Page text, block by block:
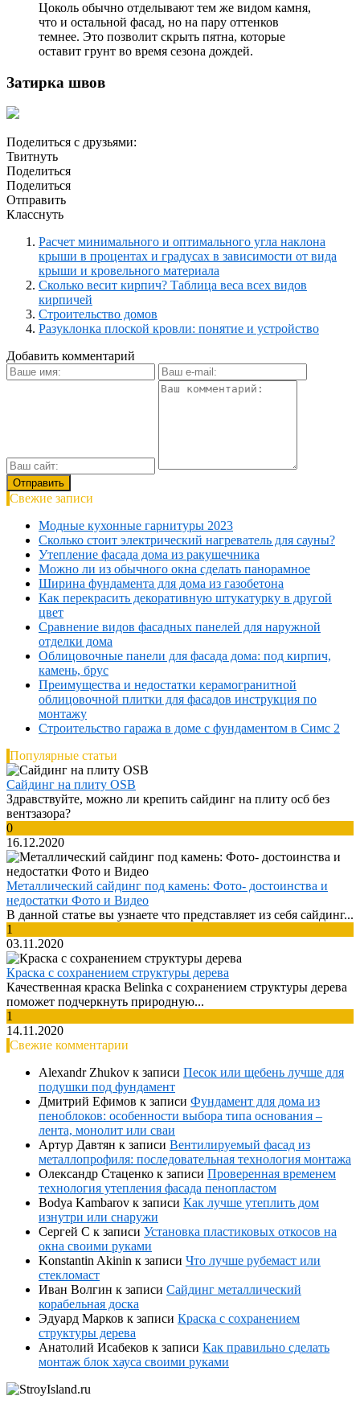
Цоколь обычно отделывают тем же видом камня,
что и остальной фасад, но на пару оттенков
темнее. Это позволит скрыть пятна, которые
оставит грунт во время сезона дождей.
Затирка швов
Поделиться с друзьями:
Твитнуть
Поделиться
Поделиться
Отправить
Класснуть
Расчет минимального и оптимального угла наклона
крыши в процентах и градусах в зависимости от вида
крыши и кровельного материала
Сколько весит кирпич? Таблица веса всех видов
кирпичей
Строительство домов
Разуклонка плоской кровли: понятие и устройство
Добавить комментарий
Свежие записи
Модные кухонные гарнитуры 2023
Сколько стоит электрический нагреватель для сауны?
Утепление фасада дома из ракушечника
Можно ли из обычного окна сделать панорамное
Ширина фундамента для дома из газобетона
Как перекрасить декоративную штукатурку в другой
цвет
Сравнение видов фасадных панелей для наружной
отделки дома
Облицовочные панели для фасада дома: под кирпич,
камень, брус
Преимущества и недостатки керамогранитной
облицовочной плитки для фасадов инструкция по
монтажу
Строительство гаража в доме с фундаментом в Симс 2
Популярные статьи
Сайдинг на плиту OSB
Здравствуйте, можно ли крепить сайдинг на плиту осб без
вентзазора?
0
16.12.2020
Металлический сайдинг под камень: Фото- достоинства и
недостатки Фото и Видео
В данной статье вы узнаете что представляет из себя сайдинг...
1
03.11.2020
Краска с сохранением структуры дерева
Качественная краска Belinka с сохранением структуры дерева
поможет подчеркнуть природную...
1
14.11.2020
Свежие комментарии
Alexandr Zhukov к записи Песок или щебень лучше для
подушки под фундамент
Дмитрий Ефимов к записи Фундамент для дома из
пеноблоков: особенности выбора типа основания –
лента, монолит или сваи
Артур Давтян к записи Вентилируемый фасад из
металлопрофиля: последовательная технология монтажа
Олександр Стаценко к записи Проверенная временем
технология утепления фасада пенопластом
Bodya Kambarov к записи Как лучше утеплить дом
изнутри или снаружи
Сергей С к записи Установка пластиковых откосов на
окна своими руками
Konstantin Akinin к записи Что лучше рубемаст или
стекломаст
Иван Волгин к записи Сайдинг металлический
корабельная доска
Эдуард Марков к записи Краска с сохранением
структуры дерева
Анатолий Исабеков к записи Как правильно сделать
монтаж блок хауса своими руками